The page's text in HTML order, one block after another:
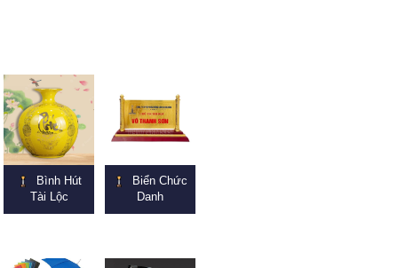
Bình Hút
Tài Lộc
Biển Chức
Danh